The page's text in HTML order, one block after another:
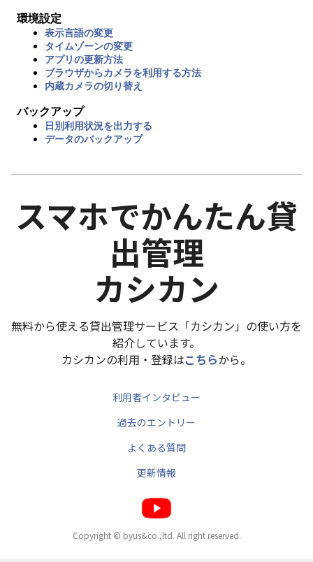
環境設定
表示言語の変更
タイムゾーンの変更
アプリの更新方法
ブラウザからカメラを利用する方法
内蔵カメラの切り替え
バックアップ
日別利用状況を出力する
データのバックアップ
スマホでかんたん貸
出管理
カシカン
無料から使える貸出管理サービス「カシカン」の使い方を
紹介しています。
カシカンの利用・登録はこちらから。
利用者インタビュー
過去のエントリー
よくある質問
更新情報
Copyright © byus&co.,ltd. All right reserved.